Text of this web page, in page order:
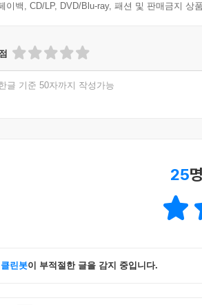
이백, CD/LP, DVD/Blu-ray, 패션 및 판매금지 상
글 기준 50자까지 작성가능
25
클린봇이 부적절한 글을 감지 중입니다.